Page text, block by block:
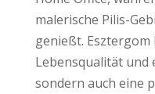
malerische Pilis-
genießt.
Lebensqualität und
sondern auch eine